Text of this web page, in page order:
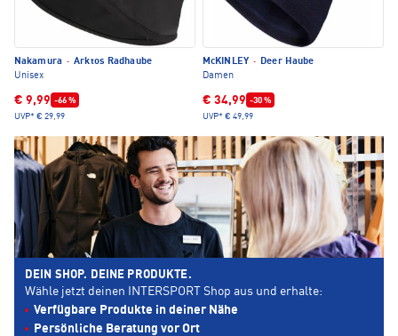
Nakamura · Arktos Radhaube
Unisex
€ 9,99 -66 %
UVP* € 29,99
McKINLEY ·
Deer Haube
Damen
€ 34,99 -30 %
UVP* € 49,99
DEIN SHOP. DEINE PRODUKTE.
Wähle jetzt deinen INTERSPORT Shop aus und erhalte:
Verfügbare Produkte in deiner Nähe
Persönliche Beratung vor Ort